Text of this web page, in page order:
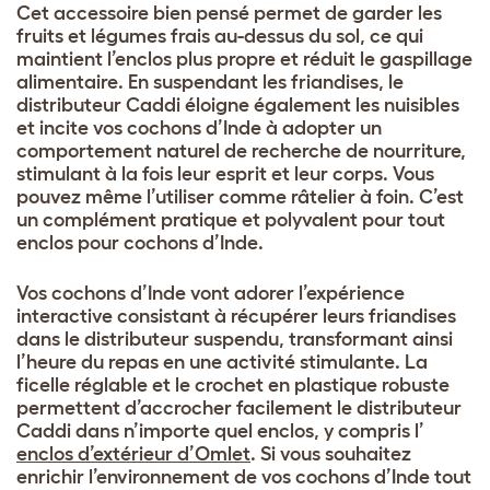
Cet accessoire bien pensé permet de garder les
fruits et légumes frais au-dessus du sol, ce qui
maintient l’enclos plus propre et réduit le gaspillage
alimentaire. En suspendant les friandises, le
distributeur Caddi éloigne également les nuisibles
et incite vos cochons d’Inde à adopter un
comportement naturel de recherche de nourriture,
stimulant à la fois leur esprit et leur corps. Vous
pouvez même l’utiliser comme râtelier à foin. C’est
un complément pratique et polyvalent pour tout
enclos pour cochons d’Inde.
Vos cochons d’Inde vont adorer l’expérience
interactive consistant à récupérer leurs friandises
dans le distributeur suspendu, transformant ainsi
l’heure du repas en une activité stimulante. La
ficelle réglable et le crochet en plastique robuste
permettent d’accrocher facilement le distributeur
Caddi dans n’importe quel enclos, y compris l’
enclos d’extérieur d’Omlet. Si vous souhaitez
enrichir l’environnement de vos cochons d’Inde tout